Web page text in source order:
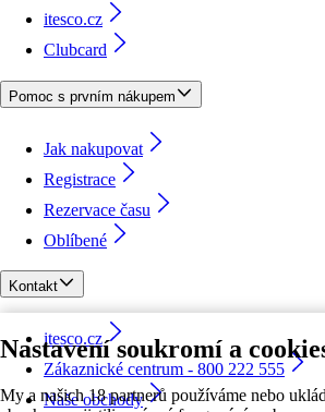
Nastavení soukromí a
My a našich 18 partnerů používáme nebo
itesco.cz
Clubcard
Pomoc s prvním nákupem
Jak nakupovat
Registrace
Rezervace času
Oblíbené
Kontakt
itesco.cz
Zákaznické centrum - 800 222 555
Naše obchody